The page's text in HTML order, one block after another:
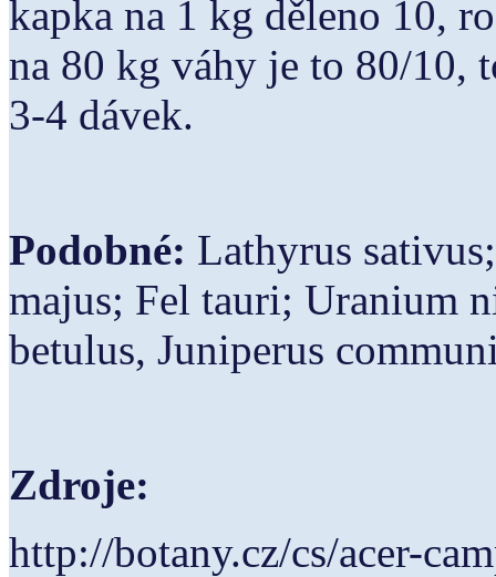
kapka na 1 kg děleno 10,
na 80 kg váhy je to 80/10,
3-4 dávek.
Podobné: Lathyrus sativus;
majus; Fel tauri; Uranium
betulus, Juniperus
Zdroje:
http://botany.cz/cs/acer-